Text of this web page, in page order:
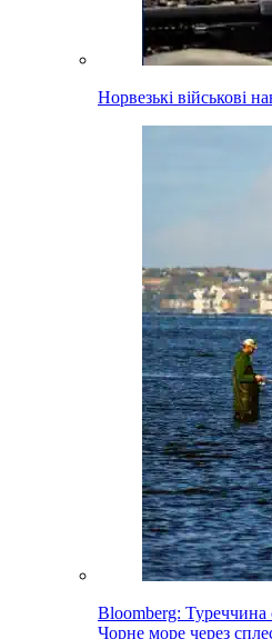
Норвезькі військові
Bloomberg: Туреччина
Чорне море через